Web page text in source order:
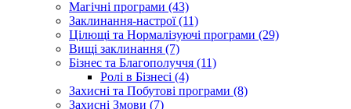
Магічні програми (43)
Заклинання-настрої (11)
Цілющі та Нормалізуючі програми (29)
Вищі заклинання (7)
Бізнес та Благополуччя (11)
Ролі в Бізнесі (4)
Захисні та Побутові програми (8)
Захисні Змови (7)